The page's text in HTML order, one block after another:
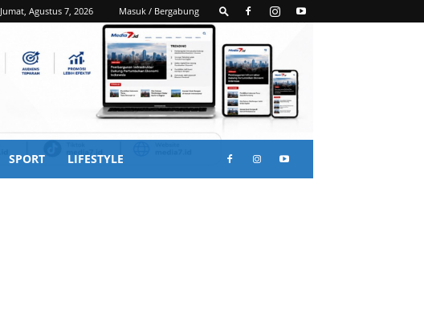
Jumat, Agustus 7, 2026 Masuk / Bergabung
SPORT LIFESTYLE